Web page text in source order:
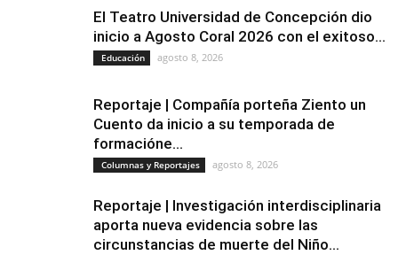
El Teatro Universidad de Concepción dio
inicio a Agosto Coral 2026 con el exitoso...
Educación agosto 8, 2026
Reportaje | Compañía porteña Ziento un
Cuento da inicio a su temporada de
formacióne...
Columnas y Reportajes agosto 8, 2026
Reportaje | Investigación interdisciplinaria
aporta nueva evidencia sobre las
circunstancias de muerte del Niño...